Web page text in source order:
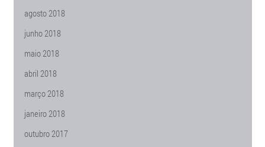
agosto 2018
junho 2018
maio 2018
abril 2018
março 2018
janeiro 2018
outubro 2017